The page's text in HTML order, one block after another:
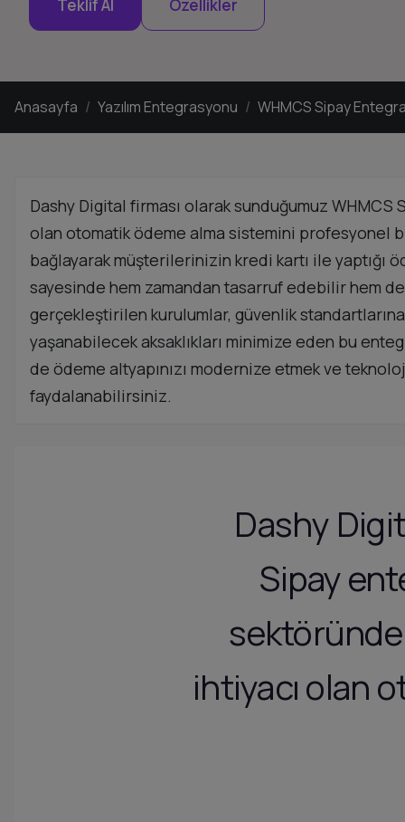
Teklif Al Özellikler
Anasayfa Yazılım Entegrasyonu WHMCS Sipay
Dashy Digital firması olarak sunduğumuz
olan otomatik ödeme alma sistemini profesyonel
bağlayarak müşterilerinizin kredi kartı ile yaptığı
sayesinde hem zamandan tasarruf edebilir hem
gerçekleştirilen kurulumlar, güvenlik
yaşanabilecek aksaklıkları minimize eden bu
de ödeme altyapınızı modernize etmek ve
faydalanabilirsiniz.
Dashy
Sipay
ihtiyacı olan